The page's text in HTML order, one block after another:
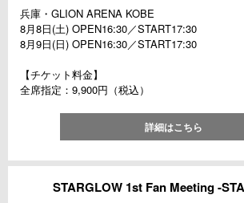
兵庫・GLION ARENA KOBE
8月8日(土) OPEN16:30／START17:30
8月9日(日) OPEN16:30／START17:30
【チケット料金】
全席指定：9,900円（税込）
詳細はこちら
STARGLOW 1st Fan Meeting -